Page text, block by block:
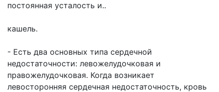
постоянная усталость и..
кашель.
- Есть два основных типа сердечной
недостаточности: левожелудочковая и
правожелудочковая. Когда возникает
левосторонняя сердечная недостаточность, кровь